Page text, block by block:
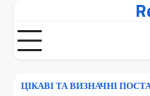
вмісту
ЦІКАВІ ТА ВИЗНАЧНІ